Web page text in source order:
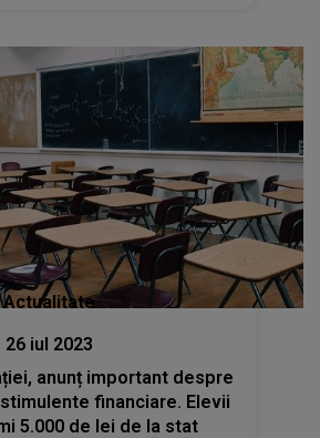
Actualitate
26 iul 2023
anunț important despre
financiare. Elevii
5.000 de lei de la stat